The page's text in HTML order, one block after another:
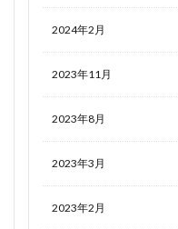
2024年2月
2023年11月
2023年8月
2023年3月
2023年2月